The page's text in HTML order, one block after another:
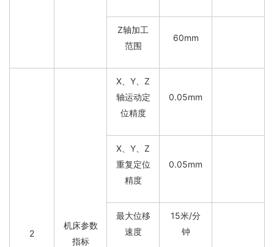
Z轴加工
范围
60mm
2
机床参数
指标
X、Y、Z
轴运动定
位精度
0.05mm
X、Y、Z
重复定位
精度
0.05mm
最大位移
速度
15米/分
钟